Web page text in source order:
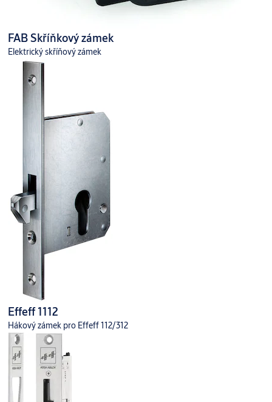
FAB Skříňkový zámek
Elektrický skříňový zámek
Effeff 1112
Hákový zámek pro Effeff 112/312